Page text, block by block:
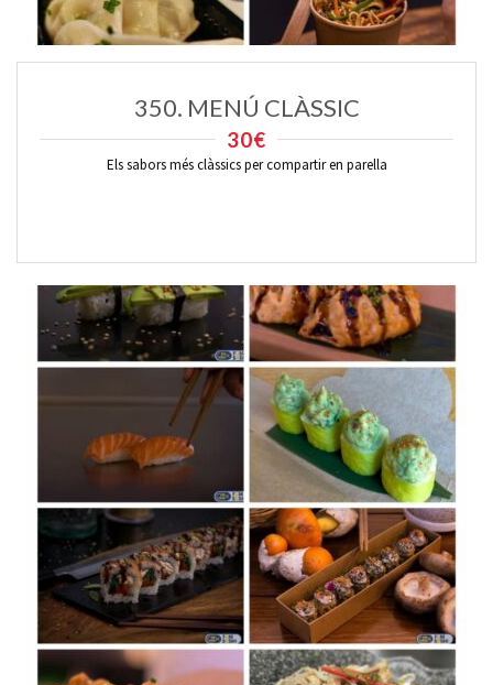
350. MENÚ CLÀSSIC
30€
Els sabors més clàssics per compartir en parella